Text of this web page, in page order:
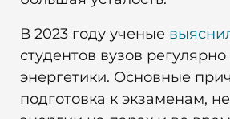
В 2023 году ученые
студентов вузов
энергетики. Основные
подготовка к экзаменам,